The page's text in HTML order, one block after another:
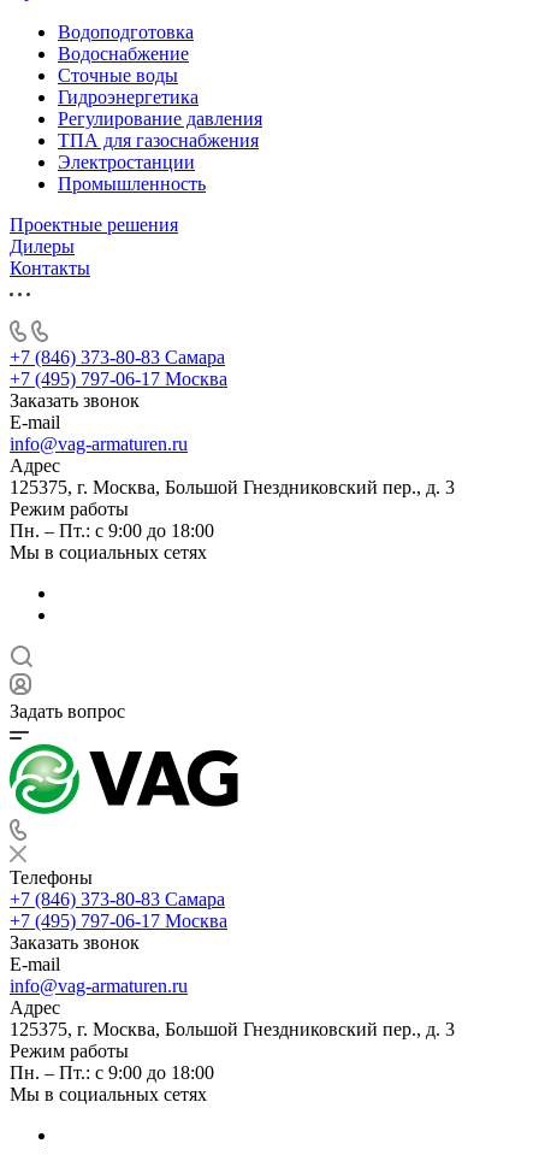
Водоподготовка
Водоснабжение
Сточные воды
Гидроэнергетика
Регулирование давления
ТПА для газоснабжения
Электростанции
Промышленность
Проектные решения
Дилеры
Контакты
+7 (846) 373-80-83 Самара
+7 (495) 797-06-17 Москва
Заказать звонок
E-mail
info@vag-armaturen.ru
Адрес
125375, г. Москва, Большой Гнездниковский пер., д. 3
Режим работы
Пн. – Пт.: с 9:00 до 18:00
Мы в социальных сетях
Задать вопрос
Телефоны
+7 (846) 373-80-83 Самара
+7 (495) 797-06-17 Москва
Заказать звонок
E-mail
info@vag-armaturen.ru
Адрес
125375, г. Москва, Большой Гнездниковский пер., д. 3
Режим работы
Пн. – Пт.: с 9:00 до 18:00
Мы в социальных сетях